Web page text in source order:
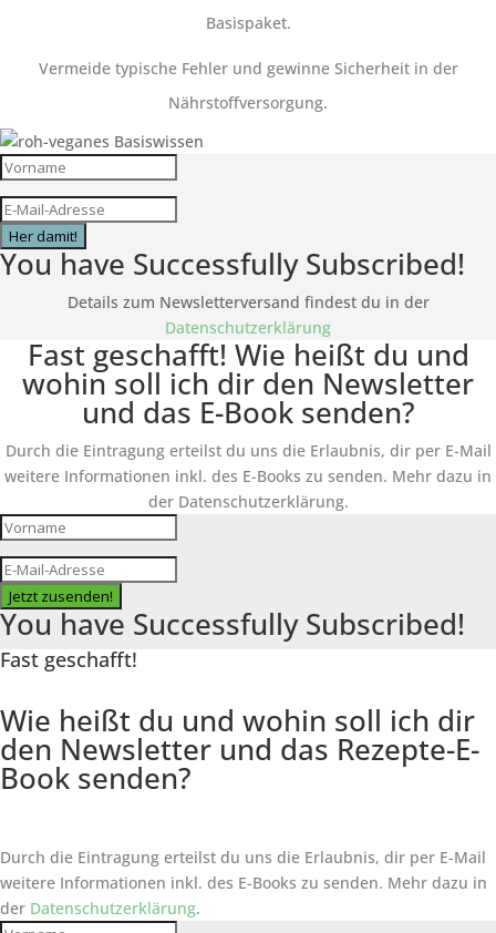
Basispaket.
Vermeide typische Fehler und gewinne Sicherheit in der
Nährstoffversorgung.
Her damit!
You have Successfully Subscribed!
Details zum Newsletterversand findest du in der
Datenschutzerklärung
Fast geschafft! Wie heißt du und
wohin soll ich dir den Newsletter
und das E-Book senden?
Durch die Eintragung erteilst du uns die Erlaubnis, dir per E-Mail
weitere Informationen inkl. des E-Books zu senden. Mehr dazu in
der Datenschutzerklärung.
Jetzt zusenden!
You have Successfully Subscribed!
Fast geschafft!
Wie heißt du und wohin soll ich dir
den Newsletter und das Rezepte-E-
Book senden?
Durch die Eintragung erteilst du uns die Erlaubnis, dir per E-Mail
weitere Informationen inkl. des E-Books zu senden. Mehr dazu in
der Datenschutzerklärung.